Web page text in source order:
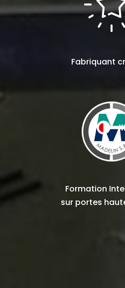
Fabriquant
Formation
sur portes